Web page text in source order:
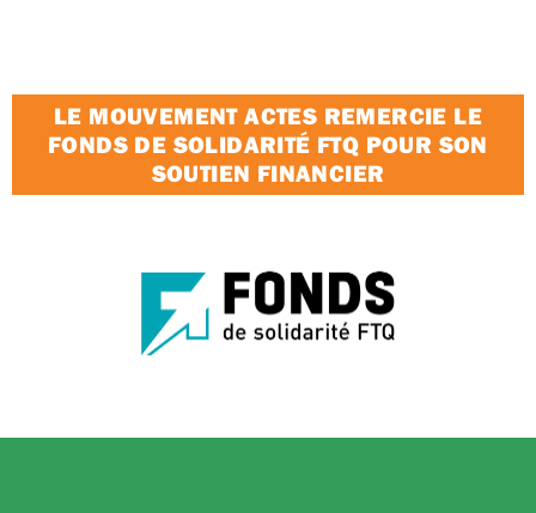
LE MOUVEMENT ACTES REMERCIE LE
FONDS DE SOLIDARITÉ FTQ POUR SON
SOUTIEN FINANCIER